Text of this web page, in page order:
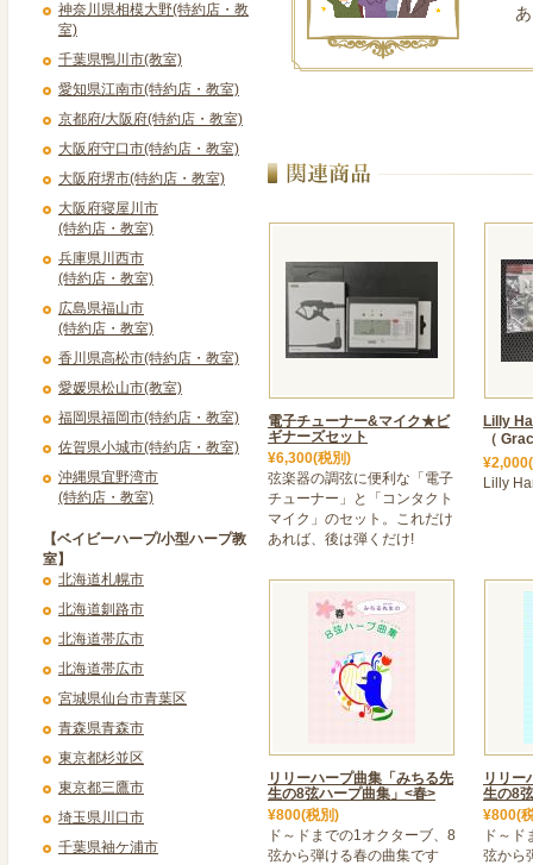
神奈川県相模大野(特約店・教
室)
千葉県鴨川市(教室)
愛知県江南市(特約店・教室)
京都府/大阪府(特約店・教室)
大阪府守口市(特約店・教室)
大阪府堺市(特約店・教室)
大阪府寝屋川市
(特約店・教室)
兵庫県川西市
(特約店・教室)
広島県福山市
(特約店・教室)
香川県高松市(特約店・教室)
愛媛県松山市(教室)
福岡県福岡市(特約店・教室)
佐賀県小城市(特約店・教室)
沖縄県宜野湾市
(特約店・教室)
【ベイビーハープ/小型ハープ教
室】
北海道札幌市
北海道釧路市
北海道帯広市
北海道帯広市
宮城県仙台市青葉区
青森県青森市
東京都杉並区
東京都三鷹市
埼玉県川口市
千葉県袖ケ浦市
電子チューナー&マイク★ビ
ギナーズセット
¥6,300(税別)
弦楽器の調弦に便利な「電子
チューナー」と「コンタクト
マイク」のセット。これだけ
あれば、後は弾くだけ!
Lilly
（
Lilly
リリーハープ曲集「みちる先
生の8弦ハープ曲集」<春>
¥800(税別)
ド～ドまでの1オクターブ、8
弦から弾ける春の曲集です
リリー
生の8
¥800(
ド～ド
弦から